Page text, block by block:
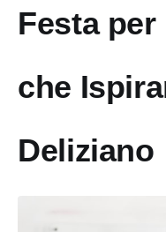
Festa
che
Deliziano